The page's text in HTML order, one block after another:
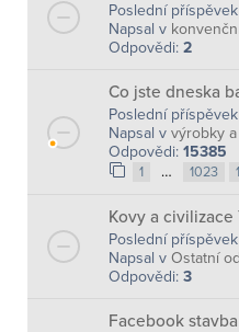
Poslední
Napsal v
Odpovědi: 2
Co jste dneska
Poslední
Napsal v výrobky
Odpovědi: 15385
1 … 1023
Kovy a civilizace
Poslední
Napsal v Ostatní
Odpovědi: 3
Facebook